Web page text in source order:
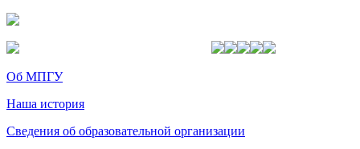
Об МПГУ
Наша история
Сведения об образовательной организации